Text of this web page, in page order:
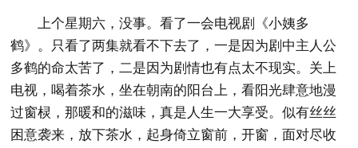
上个星期六，没事。看了一会电视剧《小姨多
鹤》。只看了两集就看不下去了，一是因为剧中主人公
多鹤的命太苦了，二是因为剧情也有点太不现实。关上
电视，喝着茶水，坐在朝南的阳台上，看阳光肆意地漫
过窗棂，那暖和的滋味，真是人生一大享受。似有丝丝
困意袭来，放下茶水，起身倚立窗前，开窗，面对尽收